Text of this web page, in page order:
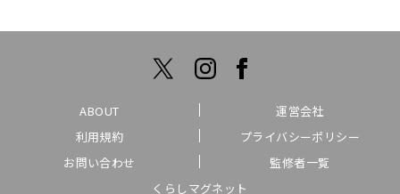
ABOUT
運営会社
利用規約
プライバシーポリシー
お問い合わせ
監修者一覧
くらしマグネット